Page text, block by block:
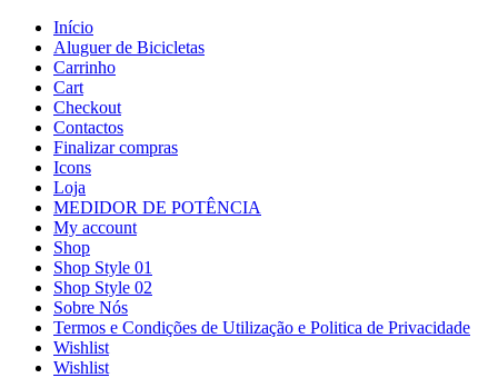
Início
Aluguer de Bicicletas
Carrinho
Cart
Checkout
Contactos
Finalizar compras
Icons
Loja
MEDIDOR DE POTÊNCIA
My account
Shop
Shop Style 01
Shop Style 02
Sobre Nós
Termos e Condições de Utilização e Politica de Privacidade
Wishlist
Wishlist